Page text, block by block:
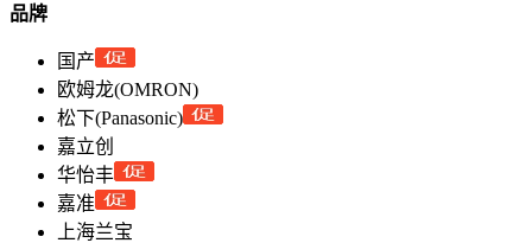
品牌
国产
欧姆龙(OMRON)
松下(Panasonic)
嘉立创
华怡丰
嘉准
上海兰宝